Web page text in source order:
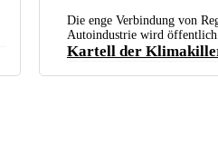
Die enge Verbindung von
Autoindustrie wird öffentlich
Kartell der